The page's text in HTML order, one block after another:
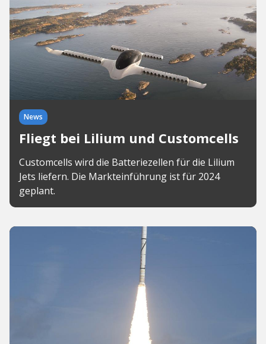
News
Fliegt bei Lilium und Customcells
Customcells wird die Batteriezellen für die Lilium
Jets liefern. Die Markteinführung ist für 2024
geplant.